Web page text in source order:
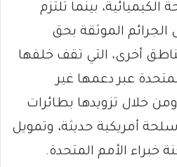
بينما تلتزم
الموثقة بحق
أخرى، التي تقف خلفها
عبر دعمها غير
خلال تزويدها بطائرات
أمريكية حديثة، وتمويل
خبراء الأمم المتحدة.